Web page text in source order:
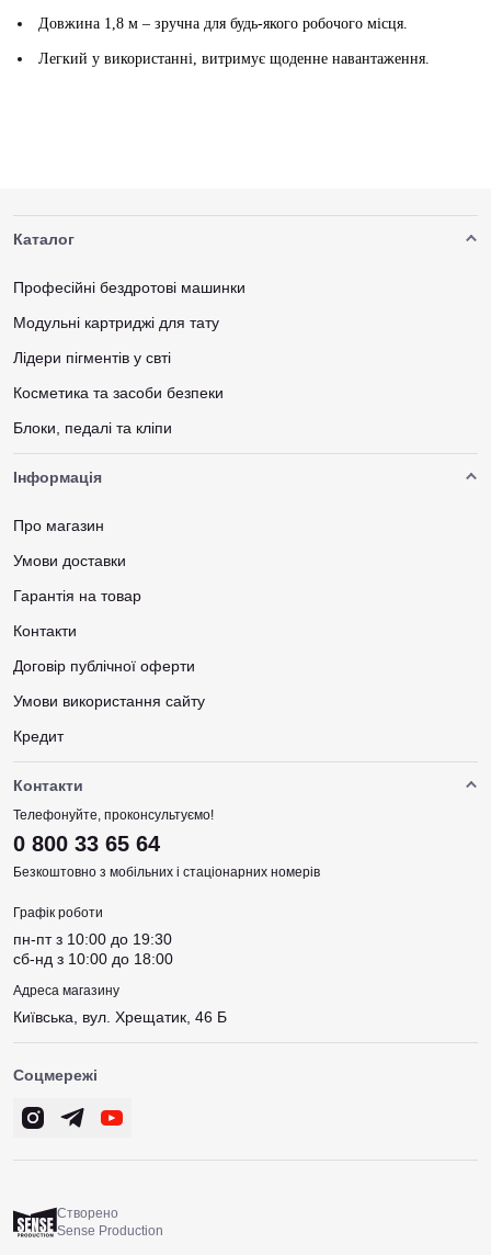
Довжина 1,8 м – зручна для будь-якого робочого місця.
Легкий у використанні, витримує щоденне навантаження.
Каталог
Професійні бездротові машинки
Модульні картриджі для тату
Лідери пігментів у свті
Косметика та засоби безпеки
Блоки, педалі та кліпи
Інформація
Про магазин
Умови доставки
Гарантія на товар
Контакти
Договір публічної оферти
Умови використання сайту
Кредит
Контакти
Телефонуйте, проконсультуємо!
0 800 33 65 64
Безкоштовно з мобільних і стаціонарних номерів
Графік роботи
пн-пт з 10:00 до 19:30
сб-нд з 10:00 до 18:00
Адреса магазину
Київська, вул. Хрещатик, 46 Б
Соцмережі
Створено
Sense Production